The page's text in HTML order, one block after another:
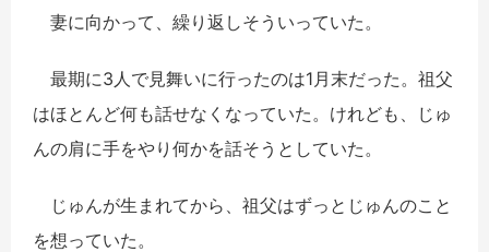
妻に向かって、繰り返しそういっていた。
最期に3人で見舞いに行ったのは1月末だった。祖父
はほとんど何も話せなくなっていた。けれども、じゅ
んの肩に手をやり何かを話そうとしていた。
じゅんが生まれてから、祖父はずっとじゅんのこと
を想っていた。